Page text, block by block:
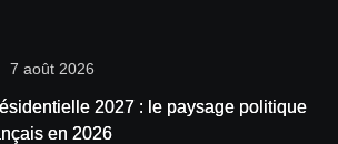
7 août 2026
2027 : le paysage politique
en 2026